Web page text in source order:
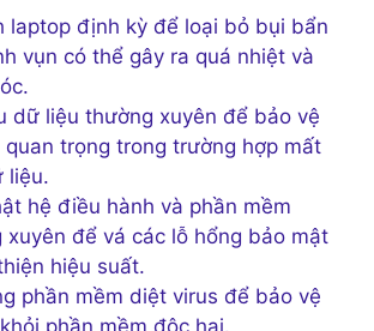
laptop định kỳ để loại bỏ bụi bẩn
vụn có thể gây ra quá nhiệt và
dữ liệu thường xuyên để bảo vệ
trọng trong trường hợp mất
liệu.
hệ điều hành và phần mềm
xuyên để vá các lỗ hổng bảo mật
hiệu suất.
phần mềm diệt virus để bảo vệ
phần mềm độc hại.